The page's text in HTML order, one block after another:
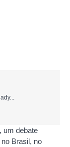
um debate
Brasil, no